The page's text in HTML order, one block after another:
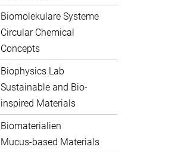
Biomolekulare Systeme
Circular Chemical
Concepts
Biophysics Lab
Sustainable and Bio-
inspired Materials
Biomaterialien
Mucus-based Materials